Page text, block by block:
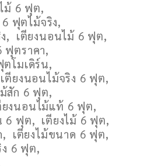
ม้ 6 ฟุต,
6 ฟุตไม้จริง,
, เตียงนอนไม้ 6 ฟุต,
ฟุตราคา,
โมเดิร์น,
เตียงนอนไม้จริง 6 ฟุต,
สัก 6 ฟุต,
ยงนอนไม้แท้ 6 ฟุต,
6 ฟุต, เตียงไม้ 6 ฟุต,
, เตียงไม้ขนาด 6 ฟุต,
ง 6 ฟุต,